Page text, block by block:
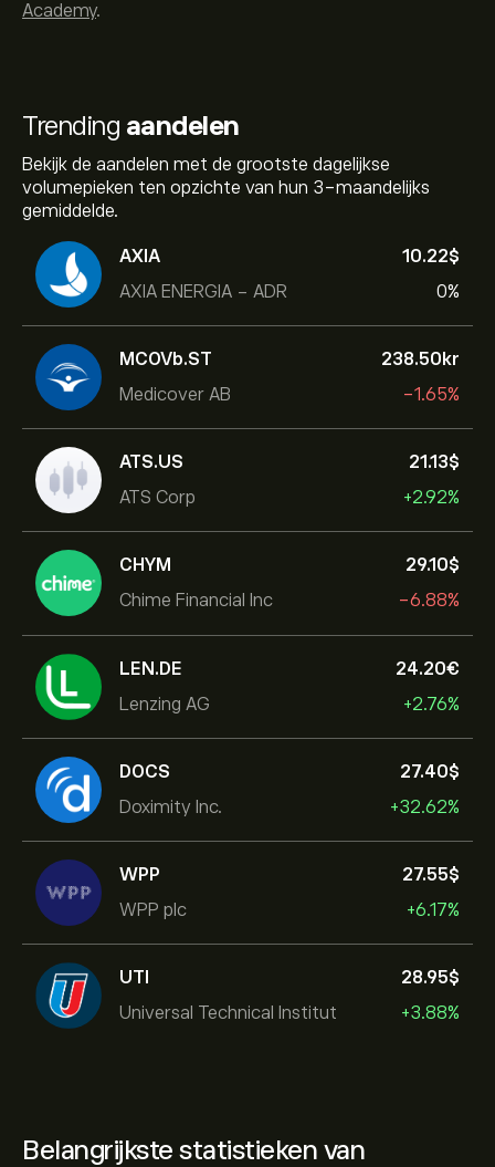
Trending aandelen
Bekijk de aandelen met de grootste dagelijkse
volumepieken ten opzichte van hun 3-maandelijks
gemiddelde.
AXIA
AXIA ENERGIA - ADR
10.22‎$‎
0%
MCOVb.ST
Medicover AB
238.50‎kr‎
-1.65%
ATS.US
ATS Corp
21.13‎$‎
+2.92%
CHYM
Chime Financial Inc
29.10‎$‎
-6.88%
LEN.DE
Lenzing AG
24.20‎€‎
+2.76%
DOCS
Doximity Inc.
27.40‎$‎
+32.62%
WPP
WPP plc
27.55‎$‎
+6.17%
UTI
Universal Technical Institut
28.95‎$‎
+3.88%
Belangrijkste statistieken van
Academy.